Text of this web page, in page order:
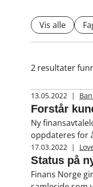
Vis alle
2 resultater
13.05.2022 |
Forstår
Ny
oppdateres for
Norge og
forbrukeren.
17.03.2022 |
Status på
Finans Norge